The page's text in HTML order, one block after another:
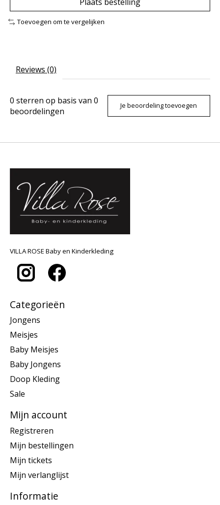
Toevoegen om te vergelijken
Reviews (0)
0 sterren op basis van 0
beoordelingen
Je beoordeling toevoegen
VILLA ROSE Baby en Kinderkleding
Categorieën
Jongens
Meisjes
Baby Meisjes
Baby Jongens
Doop Kleding
Sale
Mijn account
Registreren
Mijn bestellingen
Mijn tickets
Mijn verlanglijst
Informatie